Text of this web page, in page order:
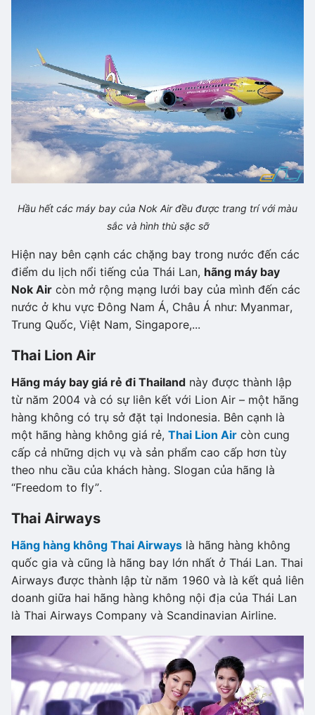
Hầu hết các máy bay của Nok Air đều được trang trí với màu
sắc và hình thù sặc sỡ
Hiện nay bên cạnh các chặng bay trong nước đến các
điểm du lịch nổi tiếng của Thái Lan, hãng máy bay
Nok Air còn mở rộng mạng lưới bay của mình đến các
nước ở khu vực Đông Nam Á, Châu Á như: Myanmar,
Trung Quốc, Việt Nam, Singapore,...
Thai Lion Air
Hãng máy bay giá rẻ đi Thailand này được thành lập
từ năm 2004 và có sự liên kết với Lion Air – một hãng
hàng không có trụ sở đặt tại Indonesia. Bên cạnh là
một hãng hàng không giá rẻ, Thai Lion Air còn cung
cấp cả những dịch vụ và sản phẩm cao cấp hơn tùy
theo nhu cầu của khách hàng. Slogan của hãng là
“Freedom to fly”.
Thai Airways
Hãng hàng không Thai Airways là hãng hàng không
quốc gia và cũng là hãng bay lớn nhất ở Thái Lan. Thai
Airways được thành lập từ năm 1960 và là kết quả liên
doanh giữa hai hãng hàng không nội địa của Thái Lan
là Thai Airways Company và Scandinavian Airline.